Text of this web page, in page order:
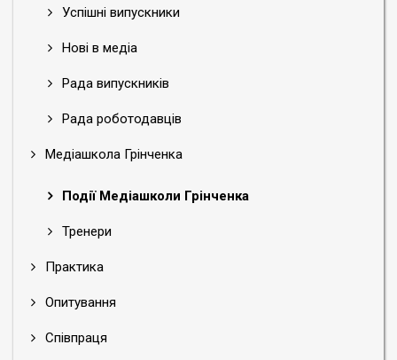
Успішні випускники
Нові в медіа
Рада випускників
Рада роботодавців
Медіашкола Грінченка
Події Медіашколи Грінченка
Тренери
Практика
Опитування
Співпраця